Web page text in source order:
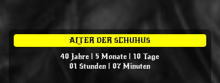
ALTER DER SCHUHUS
40 Jahre | 5 Monate | 10 Tage
01 Stunden | 07 Minuten